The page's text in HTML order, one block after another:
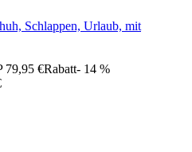
Schlappen, Urlaub, mit
79,95 €Rabatt- 14 %